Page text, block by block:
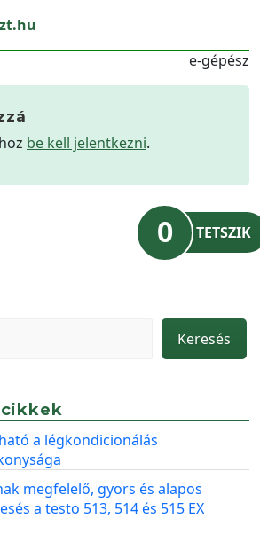
e-gépész
be kell jelentkezni.
0 TETSZIK
Keresés
a légkondicionálás
megfelelő, gyors és alapos
a testo 513, 514 és 515 EX